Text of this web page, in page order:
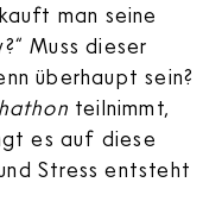
man seine
Muss dieser
überhaupt sein?
teilnimmt,
es auf diese
Stress entsteht